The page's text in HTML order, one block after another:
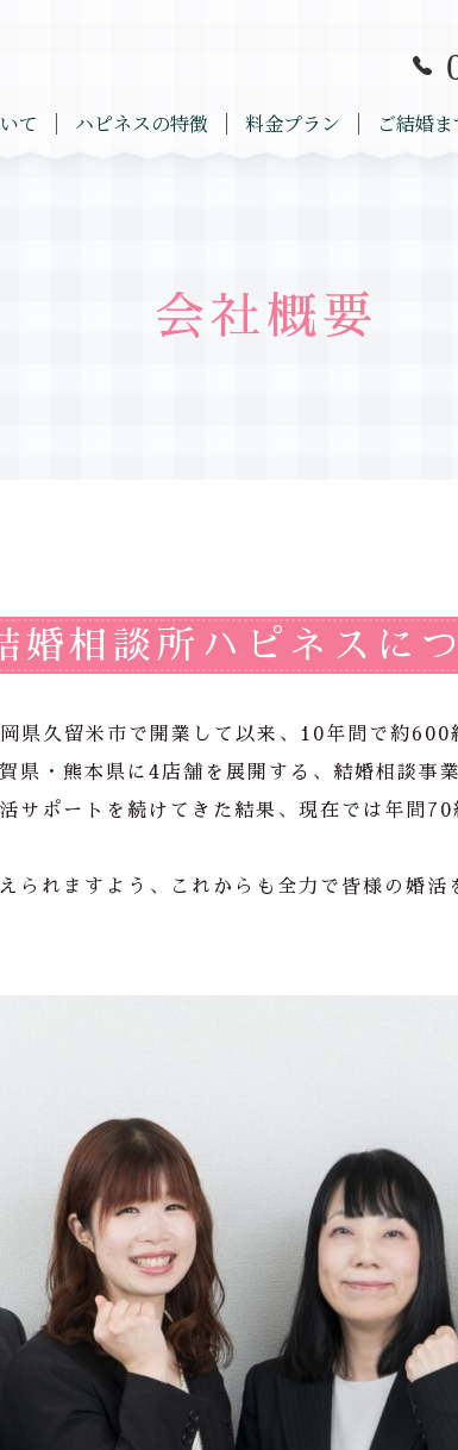
て ハピネスの特徴 料金プラン ご結婚
会社概要
婚相談所ハピネスに
県久留米市で開業して以来、10年間で約600
県・熊本県に4店舗を展開する、結婚相談事
サポートを続けてきた結果、現在では年間
れますよう、これからも全力で皆様の婚活